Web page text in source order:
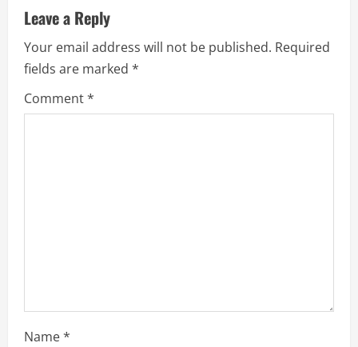
u
e
R
e
Leave a Reply
Your email address will not be published. Required
fields are marked *
Comment*
Name*